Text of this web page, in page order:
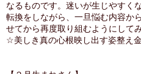
なるものです。迷いが生じやすく
転換をしながら、一旦悩む内容か
せてから再度取り組むようにして
☆美しき真の心根映し出す姿整え